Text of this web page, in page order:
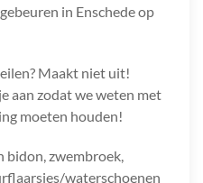
in Enschede op
Maakt niet uit!
aan zodat we weten met
moeten houden!
bidon, zwembroek,
waterschoenen